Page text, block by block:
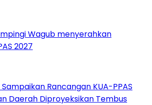
Rancangan KUA-PPAS
Daerah Diproyeksikan Tembus